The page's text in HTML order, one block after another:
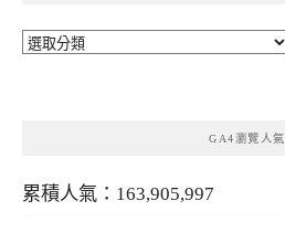
分
GA4瀏覽人氣
累積人氣：163,905,997